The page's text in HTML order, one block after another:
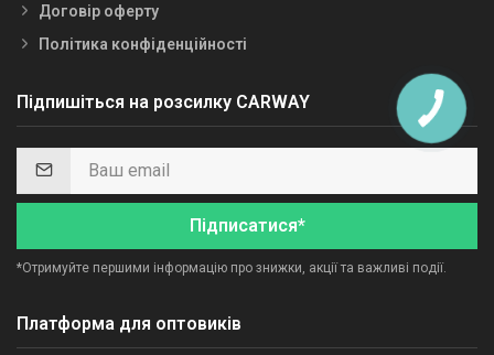
Договір оферту
Політика конфіденційності
Підпишіться на розсилку CARWAY
Підписатися*
*Отримуйте першими інформацію про знижки, акції та важливі події.
Платформа для оптовиків